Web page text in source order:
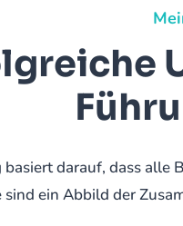
basiert darauf, dass
sind ein Abbild der